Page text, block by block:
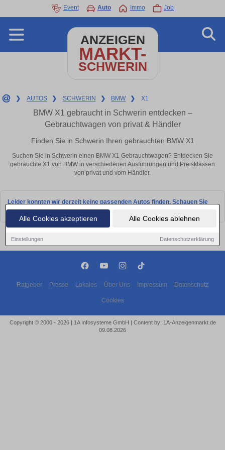
Alle Cookies akzeptieren Alle Cookies ablehnen
Einstellungen Datenschutzerklärung
Event Auto Immo Job
ANZEIGEN
MARKT-
SCHWERIN
❯ AUTOS ❯ SCHWERIN ❯ BMW ❯ X1
BMW X1 gebraucht in Schwerin entdecken –
Gebrauchtwagen von privat & Händler
Finden Sie in Schwerin Ihren gebrauchten BMW X1
Suchen Sie in Schwerin einen BMW X1 Gebrauchtwagen? Entdecken Sie
gebrauchte X1 von BMW in verschiedenen Ausführungen und Preisklassen
von privat und vom Händler.
Leider konnten wir derzeit keine passenden Autos finden. Schauen Sie
bald wieder vorbei!
Ratgeber Presse Lokales Über Uns Impressum Datenschutz
Cookies
Copyright © 2000 - 2026 | 1A Infosysteme GmbH | Content by: 1A-Anzeigenmarkt.de
09.08.2026